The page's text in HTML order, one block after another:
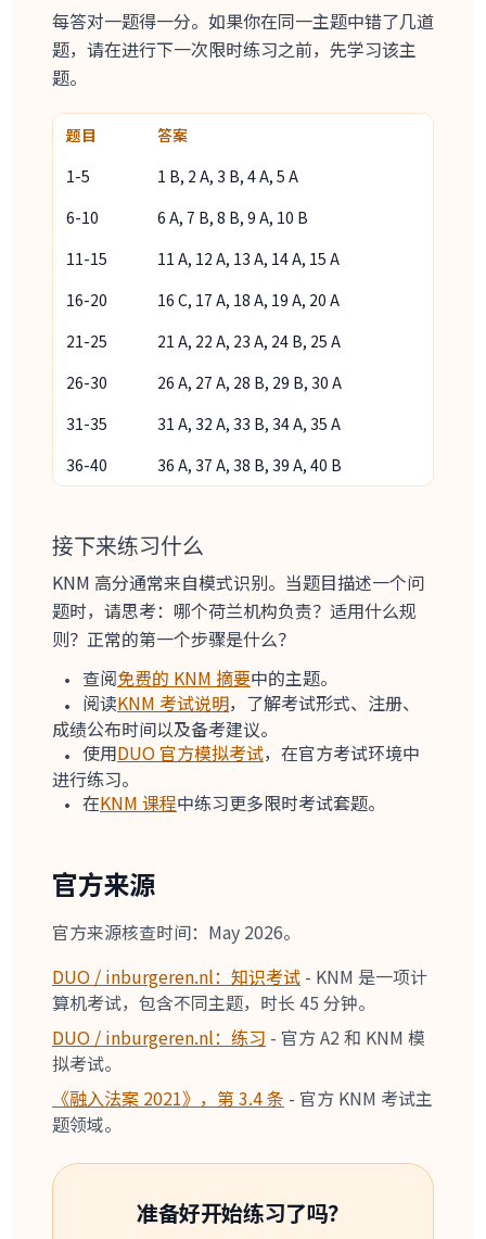
每答对一题得一分。如果你在同一主题中错了几道
题，请在进行下一次限时练习之前，先学习该主
题。
题目
答案
1-5
1 B, 2 A, 3 B, 4 A, 5 A
6-10
6 A, 7 B, 8 B, 9 A, 10 B
11-15
11 A, 12 A, 13 A, 14 A, 15 A
16-20
16 C, 17 A, 18 A, 19 A, 20 A
21-25
21 A, 22 A, 23 A, 24 B, 25 A
26-30
26 A, 27 A, 28 B, 29 B, 30 A
31-35
31 A, 32 A, 33 B, 34 A, 35 A
36-40
36 A, 37 A, 38 B, 39 A, 40 B
接下来练习什么
KNM 高分通常来自模式识别。当题目描述一个问
题时，请思考：哪个荷兰机构负责？适用什么规
则？正常的第一个步骤是什么？
查阅免费的 KNM 摘要中的主题。
阅读KNM 考试说明，了解考试形式、注册、
成绩公布时间以及备考建议。
使用DUO 官方模拟考试，在官方考试环境中
进行练习。
在KNM 课程中练习更多限时考试套题。
官方来源
官方来源核查时间：May 2026。
DUO / inburgeren.nl：知识考试 - KNM 是一项计
算机考试，包含不同主题，时长 45 分钟。
DUO / inburgeren.nl：练习 - 官方 A2 和 KNM 模
拟考试。
《融入法案 2021》，第 3.4 条 - 官方 KNM 考试主
题领域。
准备好开始练习了吗？